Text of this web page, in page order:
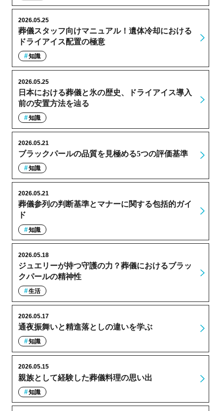
葬儀スタッフ向けマニュアル！遺体冷却における
ドライアイス配置の極意
2026.05.25
知識
日本における葬儀と氷の歴史、ドライアイス導入
前の安置方法を辿る
2026.05.25
知識
ブラックパールの品質を見極める5つの評価基準
2026.05.21
知識
葬儀参列の判断基準とマナーに関する包括的ガイ
ド
2026.05.21
知識
ジュエリーが持つ守護の力？葬儀におけるブラッ
クパールの精神性
2026.05.18
生活
通夜振舞いと精進落としの違いを学ぶ
2026.05.17
知識
親族として経験した葬儀料理の思い出
2026.05.15
知識